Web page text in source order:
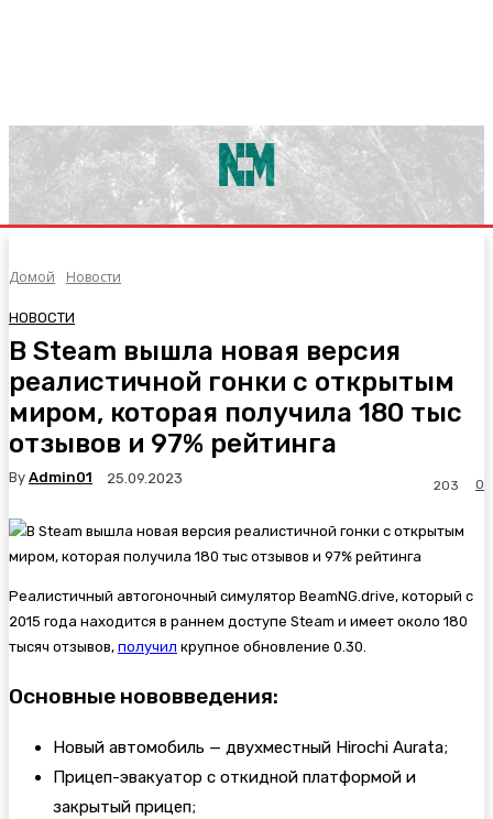
Домой Новости
НОВОСТИ
В Steam вышла новая версия
реалистичной гонки с открытым
миром, которая получила 180 тыс
отзывов и 97% рейтинга
By Admin01 25.09.2023 0
203
Реалистичный автогоночный симулятор BeamNG.drive, который с
2015 года находится в раннем доступе Steam и имеет около 180
тысяч отзывов, получил крупное обновление 0.30.
Основные нововведения:
Новый автомобиль — двухместный Hirochi Aurata;
Прицеп-эвакуатор с откидной платформой и
закрытый прицеп;